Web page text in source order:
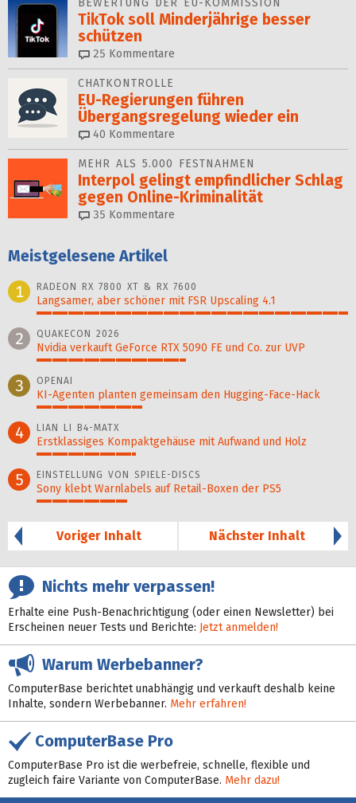
BEWERTUNG DER EU-KOMMISSION
TikTok soll Minderjährige besser
schützen
25 Kommentare
CHATKONTROLLE
EU-Regierungen führen
Übergangsregelung wieder ein
40 Kommentare
MEHR ALS 5.000 FESTNAHMEN
Interpol gelingt em­pfind­licher Schlag
ge­gen Online-Krimina­li­tät
35 Kommentare
Meistgelesene Artikel
1
RADEON RX 7800 XT & RX 7600
Langsamer, aber schöner mit FSR Upscaling 4.1
2 QUAKECON 2026
Nvidia verkauft GeForce RTX 5090 FE und Co. zur UVP
3 OPENAI
KI-Agenten planten gemein­sam den Hugging-Face-Hack
4 LIAN LI B4-MATX
Erstklassiges Kompaktgehäuse mit Aufwand und Holz
5 EINSTELLUNG VON SPIELE-DISCS
Sony klebt Warnlabels auf Retail-Boxen der PS5
Voriger Inhalt
Nächster Inhalt
Nichts mehr verpassen!
Erhalte eine Push-Benachrichtigung (oder einen Newsletter) bei
Erscheinen neuer Tests und Berichte: Jetzt anmelden!
Warum Werbebanner?
ComputerBase berichtet unabhängig und verkauft deshalb keine
Inhalte, sondern Werbebanner. Mehr erfahren!
ComputerBase Pro
ComputerBase Pro ist die werbefreie, schnelle, flexible und
zugleich faire Variante von ComputerBase. Mehr dazu!